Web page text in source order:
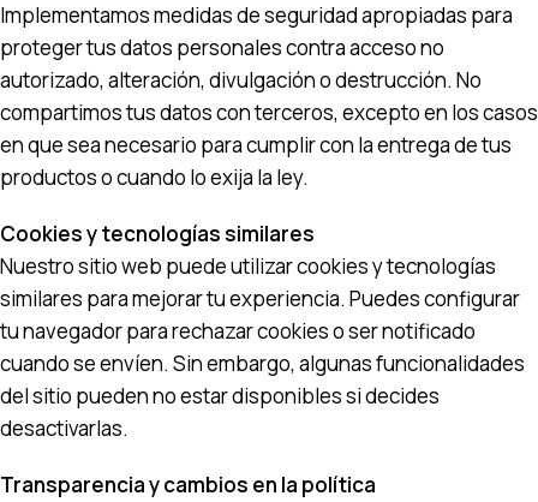
Implementamos medidas de seguridad apropiadas para
proteger tus datos personales contra acceso no
autorizado, alteración, divulgación o destrucción. No
compartimos tus datos con terceros, excepto en los casos
en que sea necesario para cumplir con la entrega de tus
productos o cuando lo exija la ley.
Cookies y tecnologías similares
Nuestro sitio web puede utilizar cookies y tecnologías
similares para mejorar tu experiencia. Puedes configurar
tu navegador para rechazar cookies o ser notificado
cuando se envíen. Sin embargo, algunas funcionalidades
del sitio pueden no estar disponibles si decides
desactivarlas.
Transparencia y cambios en la política